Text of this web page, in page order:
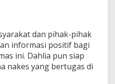
dan pihak-pihak
informasi positif bagi
ini. Dahlia pun siap
nakes yang bertugas di